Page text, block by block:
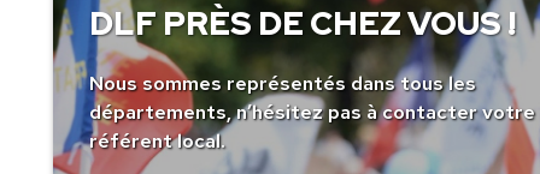
DLF PRÈS DE CHEZ VOUS !
Nous sommes représentés dans tous les
départements, n’hésitez pas à contacter votre
référent local.